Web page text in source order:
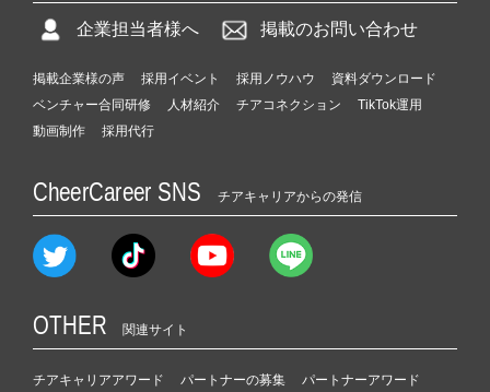
企業担当者様へ 掲載のお問い合わせ
掲載企業様の声 採用イベント 採用ノウハウ
資料ダウンロード
ベンチャー合同研修
人材紹介 チアコネクション
TikTok運用
動画制作
採用代行
CheerCareer SNS チアキャリアからの発信
OTHER 関連サイト
チアキャリアアワード パートナーの募集 パートナーアワード